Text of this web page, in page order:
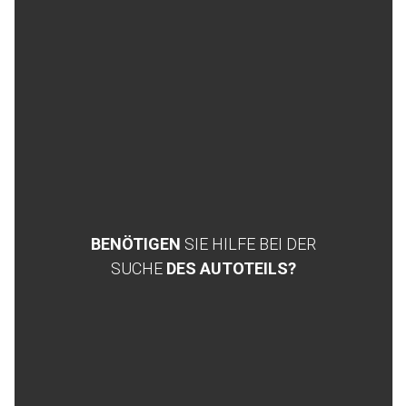
BENÖTIGEN SIE HILFE BEI DER
SUCHE DES AUTOTEILS?